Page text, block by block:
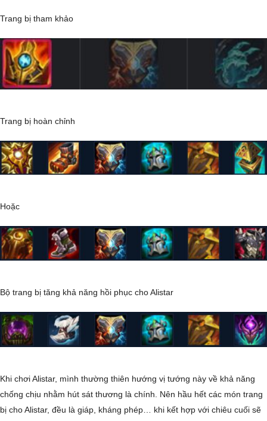
Trang bị tham khảo
Trang bị hoàn chỉnh
Hoặc
Bộ trang bị tăng khả năng hồi phục cho Alistar
Khi chơi Alistar, mình thường thiên hướng vị tướng này về khả năng
chống chịu nhằm hút sát thương là chính. Nên hầu hết các món trang
bị cho Alistar, đều là giáp, kháng phép… khi kết hợp với chiêu cuối sẽ